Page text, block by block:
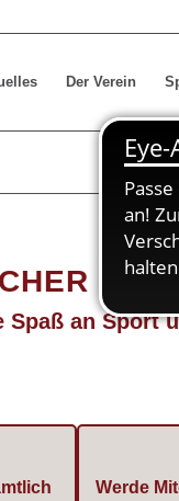
Der Verein
an Sport
Werde